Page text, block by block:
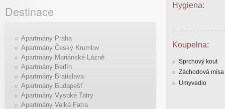
Hygiena:
Koupelna:
Sprchový kout
Záchodová mísa
Umyvadlo
Destinace
Apartmány Praha
Apartmány Český Krumlov
Apartmány Mariánské Lázně
Apartmány Berlín
Apartmány Bratislava
Apartmány Budapešť
Apartmány Vysoké Tatry
Apartmány Velká Fatra